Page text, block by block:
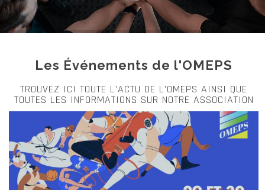
Les Événements de l'OMEPS
TROUVEZ ICI TOUTE L'ACTU DE L'OMEPS AINSI QUE
TOUTES LES INFORMATIONS SUR NOTRE ASSOCIATION